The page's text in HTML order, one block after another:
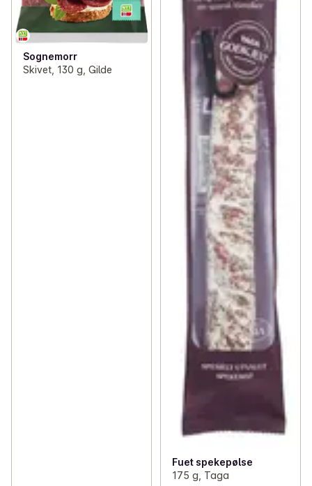
Sognemorr
Skivet, 130 g, Gilde
Fuet spekepølse
175 g, Taga